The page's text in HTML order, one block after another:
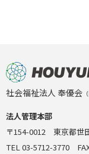
社会福祉法人 奉優会
法人管理本部
〒154-0012 東京都世
TEL 03-5712-3770